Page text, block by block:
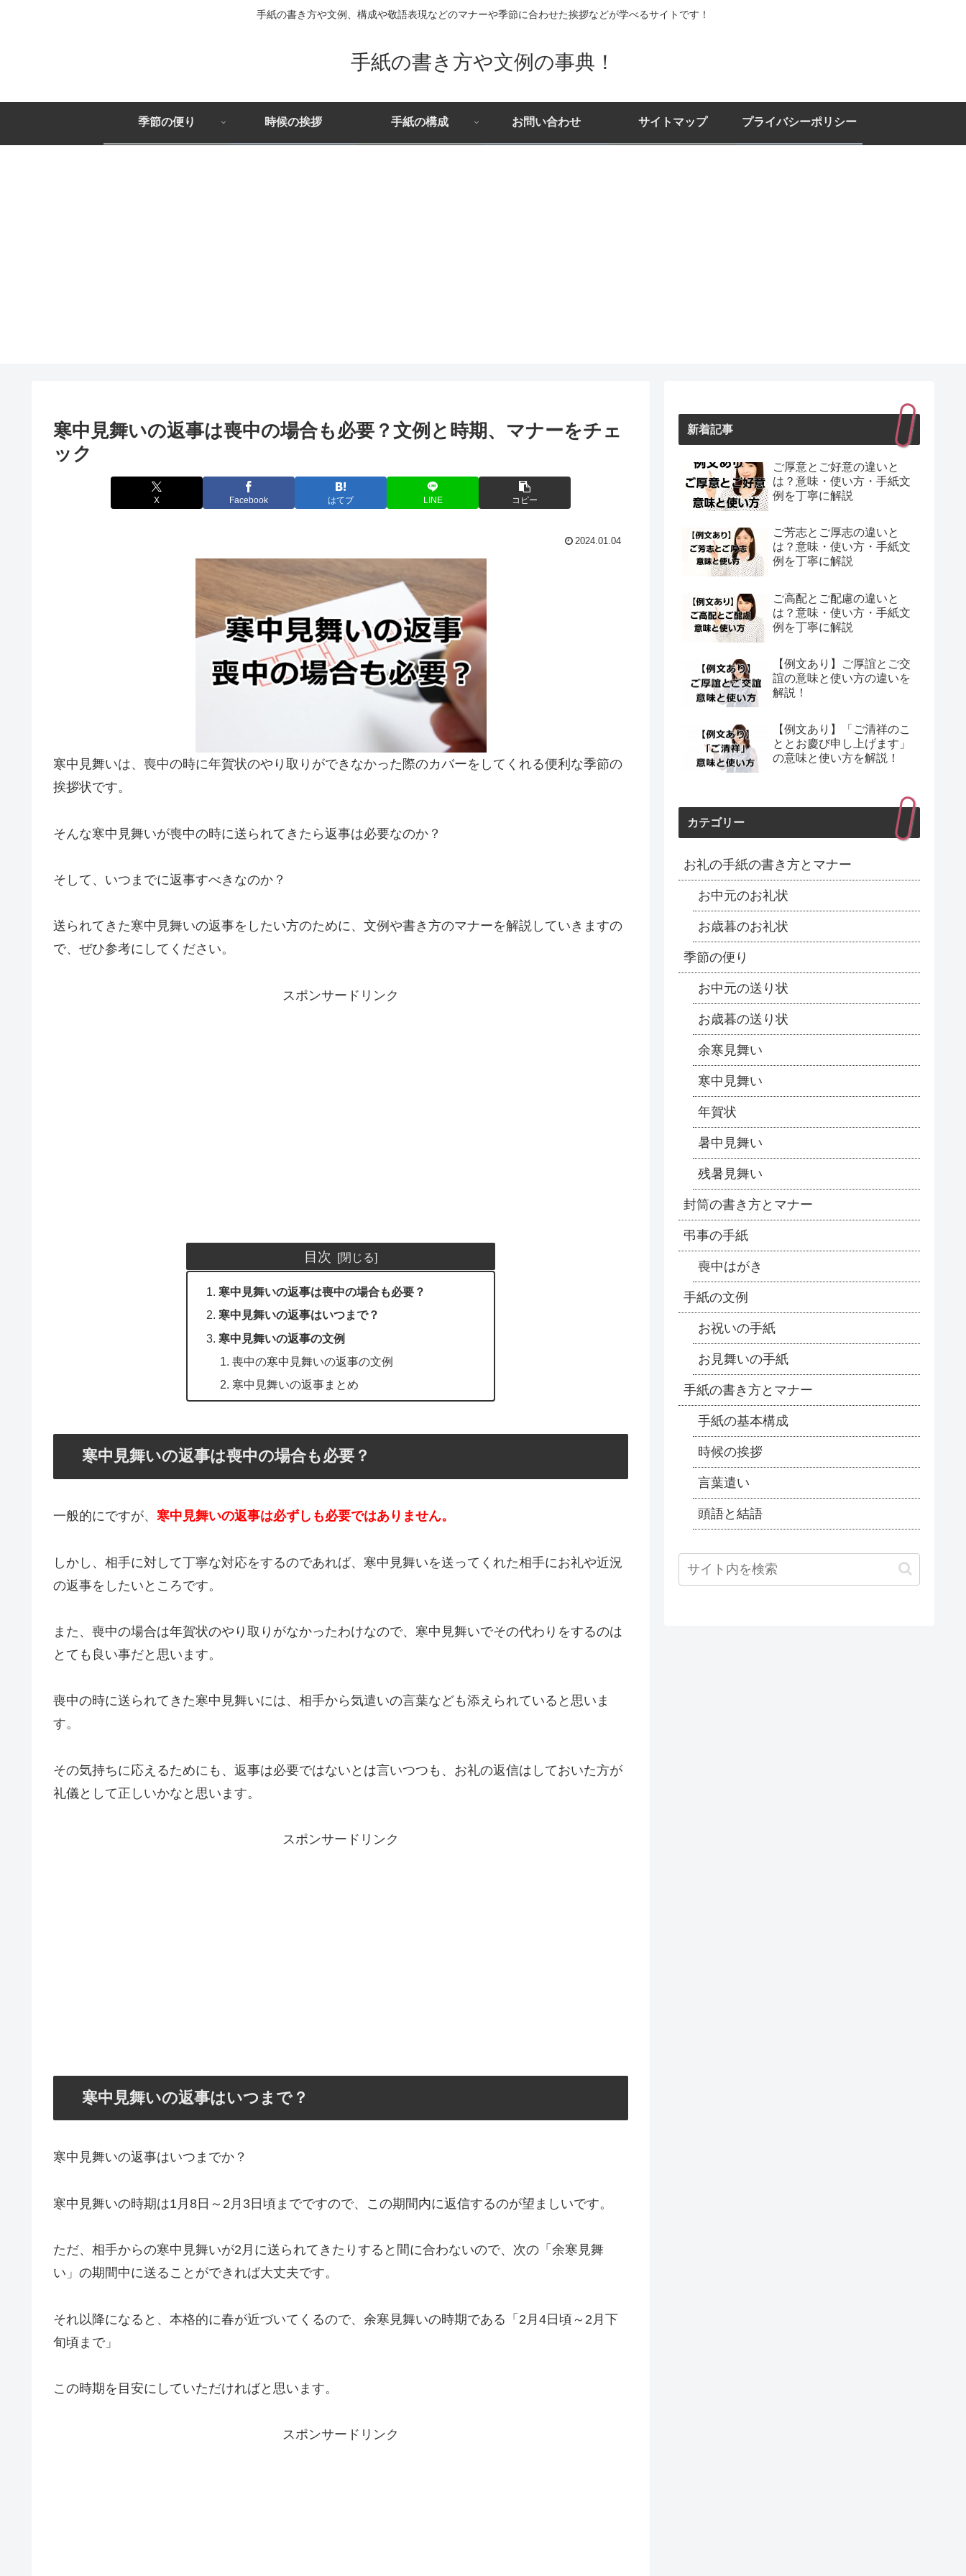
手紙の書き方や文例、構成や敬語表現などのマナーや季節に合わせた挨拶などが学べるサイトです！
手紙の書き方や文例の事典！
季節の便り 時候の挨拶 手紙の構成 お問い合わせ サイトマップ プライバシーポリシー
寒中見舞いの返事は喪中の場合も必要？文例と時期、マナーをチェ
ック
X Facebook はてブ LINE コピー
2024.01.04
寒中見舞いは、喪中の時に年賀状のやり取りができなかった際のカバーをしてくれる便利な季節の
挨拶状です。
そんな寒中見舞いが喪中の時に送られてきたら返事は必要なのか？
そして、いつまでに返事すべきなのか？
送られてきた寒中見舞いの返事をしたい方のために、文例や書き方のマナーを解説していきますの
で、ぜひ参考にしてください。
スポンサードリンク
目次
寒中見舞いの返事は喪中の場合も必要？
寒中見舞いの返事はいつまで？
寒中見舞いの返事の文例
喪中の寒中見舞いの返事の文例
寒中見舞いの返事まとめ
寒中見舞いの返事は喪中の場合も必要？
一般的にですが、 寒中見舞いの返事は必ずしも必要ではありません。
しかし、相手に対して丁寧な対応をするのであれば、寒中見舞いを送ってくれた相手にお礼や近況
の返事をしたいところです。
また、喪中の場合は年賀状のやり取りがなかったわけなので、寒中見舞いでその代わりをするのは
とても良い事だと思います。
喪中の時に送られてきた寒中見舞いには、相手から気遣いの言葉なども添えられていると思いま
す。
その気持ちに応えるためにも、返事は必要ではないとは言いつつも、お礼の返信はしておいた方が
礼儀として正しいかなと思います。
スポンサードリンク
寒中見舞いの返事はいつまで？
寒中見舞いの返事はいつまでか？
寒中見舞いの時期は1月8日～2月3日頃までですので、この期間内に返信するのが望ましいです。
ただ、相手からの寒中見舞いが2月に送られてきたりすると間に合わないので、次の「余寒見舞
い」の期間中に送ることができれば大丈夫です。
それ以降になると、本格的に春が近づいてくるので、余寒見舞いの時期である「2月4日頃～2月下
旬頃まで」
この時期を目安にしていただければと思います。
スポンサードリンク
新着記事
ご厚意とご好意の違いと
は？意味・使い方・手紙文
例を丁寧に解説
ご芳志とご厚志の違いと
は？意味・使い方・手紙文
例を丁寧に解説
ご高配とご配慮の違いと
は？意味・使い方・手紙文
例を丁寧に解説
【例文あり】ご厚誼とご交
誼の意味と使い方の違いを
解説！
【例文あり】「ご清祥のこ
ととお慶び申し上げます」
の意味と使い方を解説！
カテゴリー
お礼の手紙の書き方とマナー
お中元のお礼状
お歳暮のお礼状
季節の便り
お中元の送り状
お歳暮の送り状
余寒見舞い
寒中見舞い
年賀状
暑中見舞い
残暑見舞い
封筒の書き方とマナー
弔事の手紙
喪中はがき
手紙の文例
お祝いの手紙
お見舞いの手紙
手紙の書き方とマナー
手紙の基本構成
時候の挨拶
言葉遣い
頭語と結語